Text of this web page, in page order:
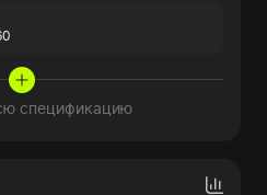
спецификацию